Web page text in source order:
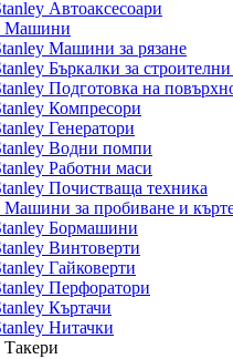
Автоаксесоари
Машини
Машини за рязане
Бъркалки за
Подготовка на
Компресори
Генератори
Водни помпи
Работни маси
Почистваща техника
Машини за пробиване и
Бормашини
Винтоверти
Гайковерти
Перфоратори
Къртачи
Нитачки
Такери